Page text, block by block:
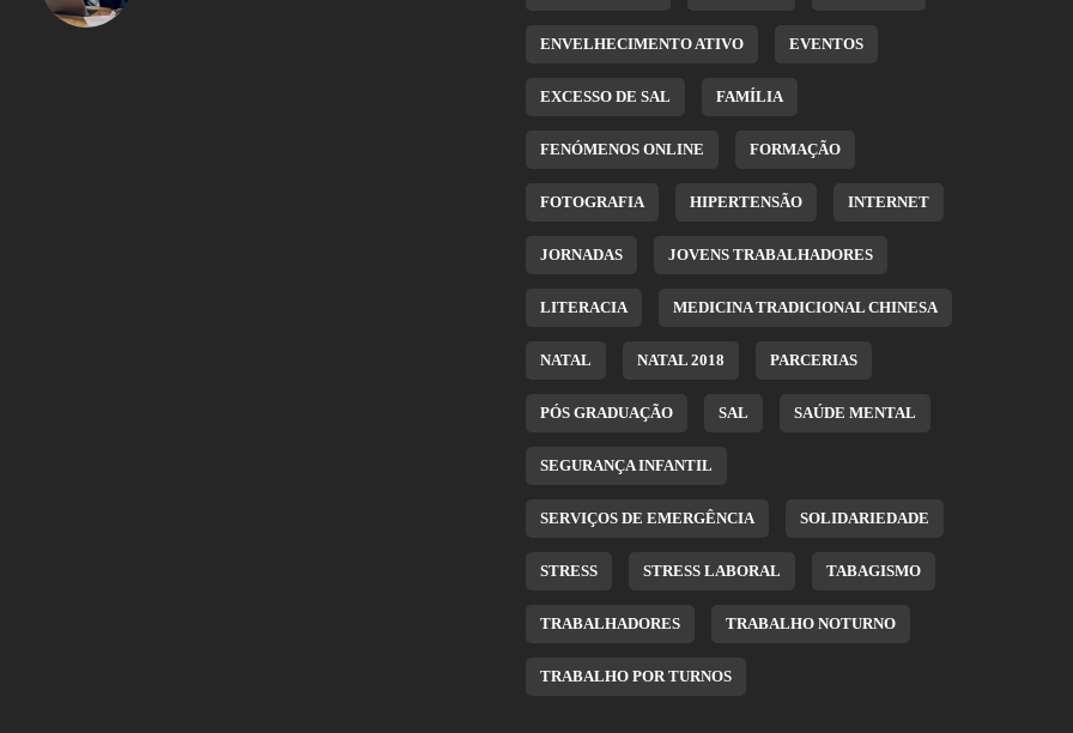
ENVELHECIMENTO ATIVO EVENTOS
EXCESSO DE SAL FAMÍLIA
FENÓMENOS ONLINE FORMAÇÃO
FOTOGRAFIA HIPERTENSÃO INTERNET
JORNADAS JOVENS TRABALHADORES
LITERACIA MEDICINA TRADICIONAL CHINESA
NATAL NATAL 2018 PARCERIAS
PÓS GRADUAÇÃO SAL SAÚDE MENTAL
SEGURANÇA INFANTIL
SERVIÇOS DE EMERGÊNCIA SOLIDARIEDADE
STRESS STRESS LABORAL TABAGISMO
TRABALHADORES TRABALHO NOTURNO
TRABALHO POR TURNOS